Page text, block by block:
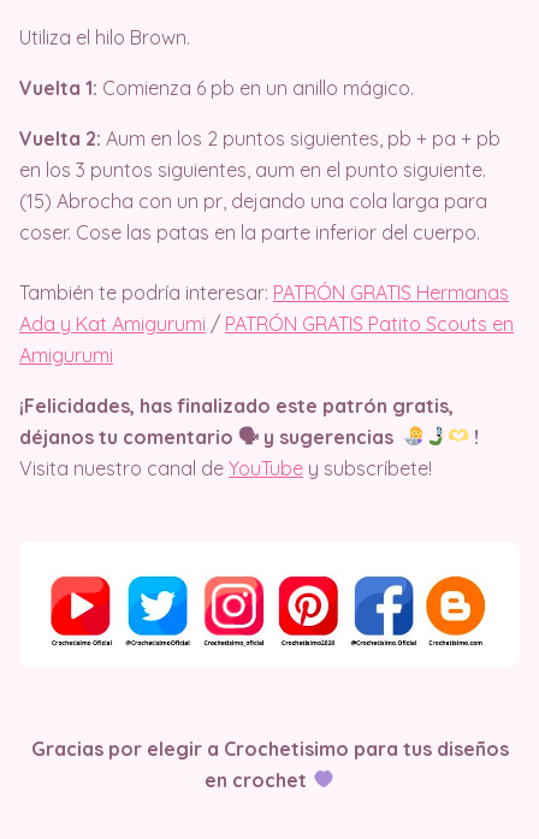
Utiliza el hilo Brown.
Vuelta 1: Comienza 6 pb en un anillo mágico.
Vuelta 2: Aum en los 2 puntos siguientes, pb + pa + pb
en los 3 puntos siguientes, aum en el punto siguiente.
(15) Abrocha con un pr, dejando una cola larga para
coser. Cose las patas en la parte inferior del cuerpo.
También te podría interesar: PATRÓN GRATIS Hermanas
Ada y Kat Amigurumi / PATRÓN GRATIS Patito Scouts en
Amigurumi
¡Felicidades, has finalizado este patrón gratis,
déjanos tu comentario 🗣 y sugerencias
!
Visita nuestro canal de YouTube y subscríbete!
Gracias por elegir a Crochetisimo para tus diseños
en crochet